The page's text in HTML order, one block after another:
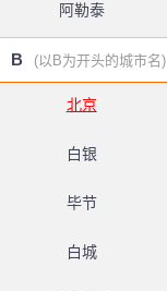
阿勒泰
B (以B为开头的城市名)
北京
白银
毕节
白城